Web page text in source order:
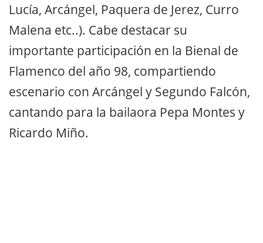
Lucía, Arcángel, Paquera de Jerez, Curro
Malena etc..). Cabe destacar su
importante participación en la Bienal de
Flamenco del año 98, compartiendo
escenario con Arcángel y Segundo Falcón,
cantando para la bailaora Pepa Montes y
Ricardo Miño.